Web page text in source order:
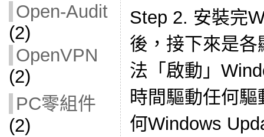
Open-Audit
(2)
OpenVPN
(2)
PC零組件
(2)
Step 2. 安裝完
後，接下來是
法「啟動」
時間驅動任何
何Windows